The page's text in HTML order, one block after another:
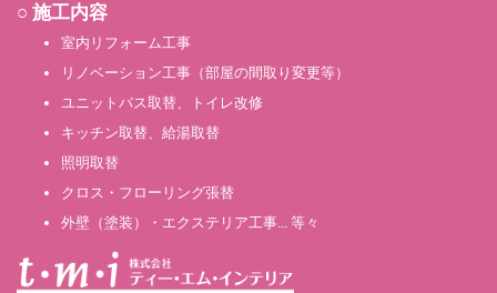
○ 施工内容
室内リフォーム工事
リノベーション工事（部屋の間取り変更等）
ユニットバス取替、トイレ改修
キッチン取替、給湯取替
照明取替
クロス・フローリング張替
外壁（塗装）・エクステリア工事… 等々